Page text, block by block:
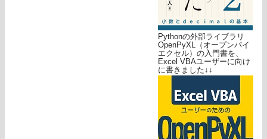
Pythonの外部ライブラリ
OpenPyXL（オープンパイ
エクセル）の入門書を、
Excel VBAユーザーに向け
に書きました↓↓